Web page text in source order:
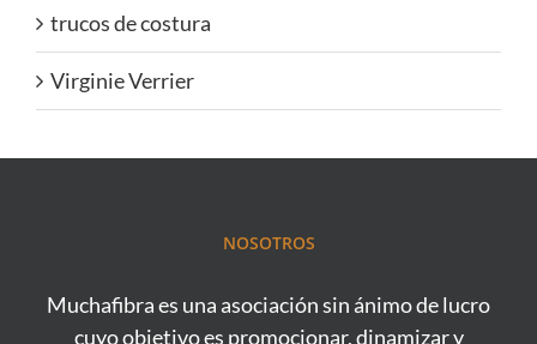
trucos de costura
Virginie Verrier
NOSOTROS
Muchafibra es una asociación sin ánimo de lucro
cuyo objetivo es promocionar, dinamizar y